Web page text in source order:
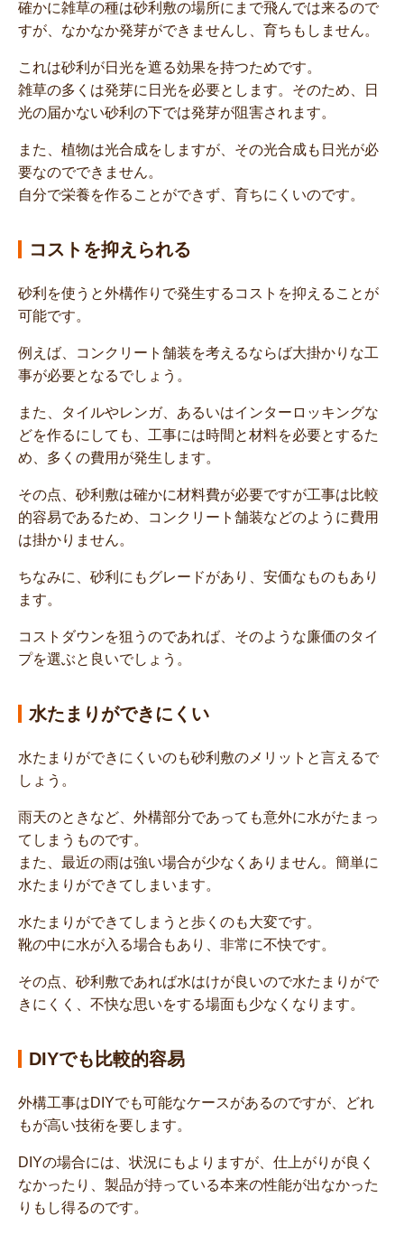
確かに雑草の種は砂利敷の場所にまで飛んでは来るので
すが、なかなか発芽ができませんし、育ちもしません。
これは砂利が日光を遮る効果を持つためです。
雑草の多くは発芽に日光を必要とします。そのため、日
光の届かない砂利の下では発芽が阻害されます。
また、植物は光合成をしますが、その光合成も日光が必
要なのでできません。
自分で栄養を作ることができず、育ちにくいのです。
コストを抑えられる
砂利を使うと外構作りで発生するコストを抑えることが
可能です。
例えば、コンクリート舗装を考えるならば大掛かりな工
事が必要となるでしょう。
また、タイルやレンガ、あるいはインターロッキングな
どを作るにしても、工事には時間と材料を必要とするた
め、多くの費用が発生します。
その点、砂利敷は確かに材料費が必要ですが工事は比較
的容易であるため、コンクリート舗装などのように費用
は掛かりません。
ちなみに、砂利にもグレードがあり、安価なものもあり
ます。
コストダウンを狙うのであれば、そのような廉価のタイ
プを選ぶと良いでしょう。
水たまりができにくい
水たまりができにくいのも砂利敷のメリットと言えるで
しょう。
雨天のときなど、外構部分であっても意外に水がたまっ
てしまうものです。
また、最近の雨は強い場合が少なくありません。簡単に
水たまりができてしまいます。
水たまりができてしまうと歩くのも大変です。
靴の中に水が入る場合もあり、非常に不快です。
その点、砂利敷であれば水はけが良いので水たまりがで
きにくく、不快な思いをする場面も少なくなります。
DIYでも比較的容易
外構工事はDIYでも可能なケースがあるのですが、どれ
もが高い技術を要します。
DIYの場合には、状況にもよりますが、仕上がりが良く
なかったり、製品が持っている本来の性能が出なかった
りもし得るのです。